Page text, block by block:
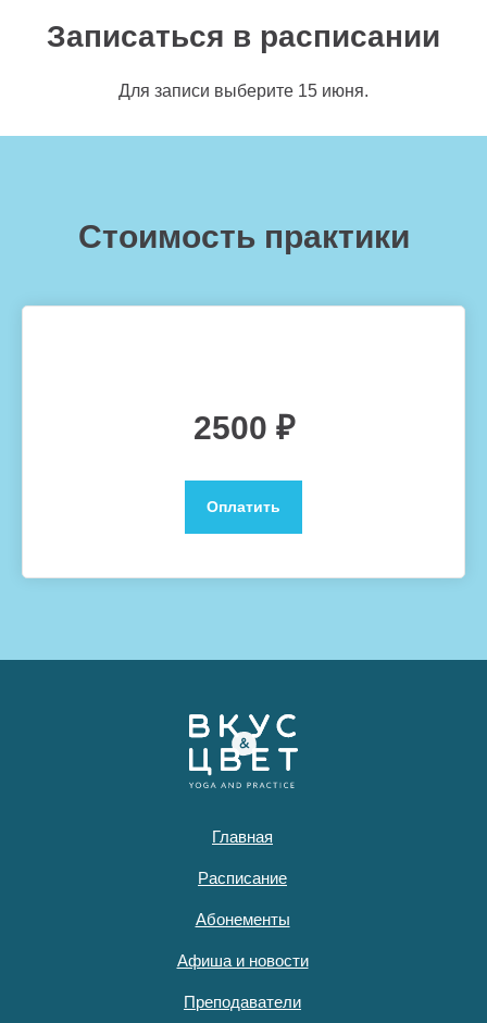
Записаться в расписании
Для записи выберите 15 июня.
Стоимость практики
2500 ₽
Оплатить
Главная
Расписание
Абонементы
Афиша и новости
Преподаватели